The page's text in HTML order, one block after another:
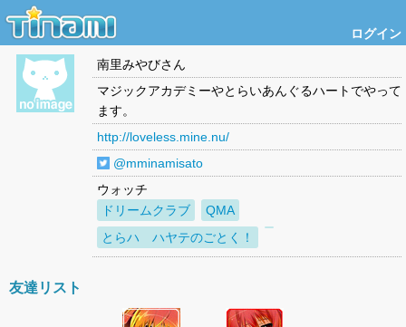
ログイン
南里みやびさん
マジックアカデミーやとらいあんぐるハートでやって
ます。
http://loveless.mine.nu/
@mminamisato
ウォッチ
ドリームクラブ
QMA
とらハ ハヤテのごとく！
友達リスト